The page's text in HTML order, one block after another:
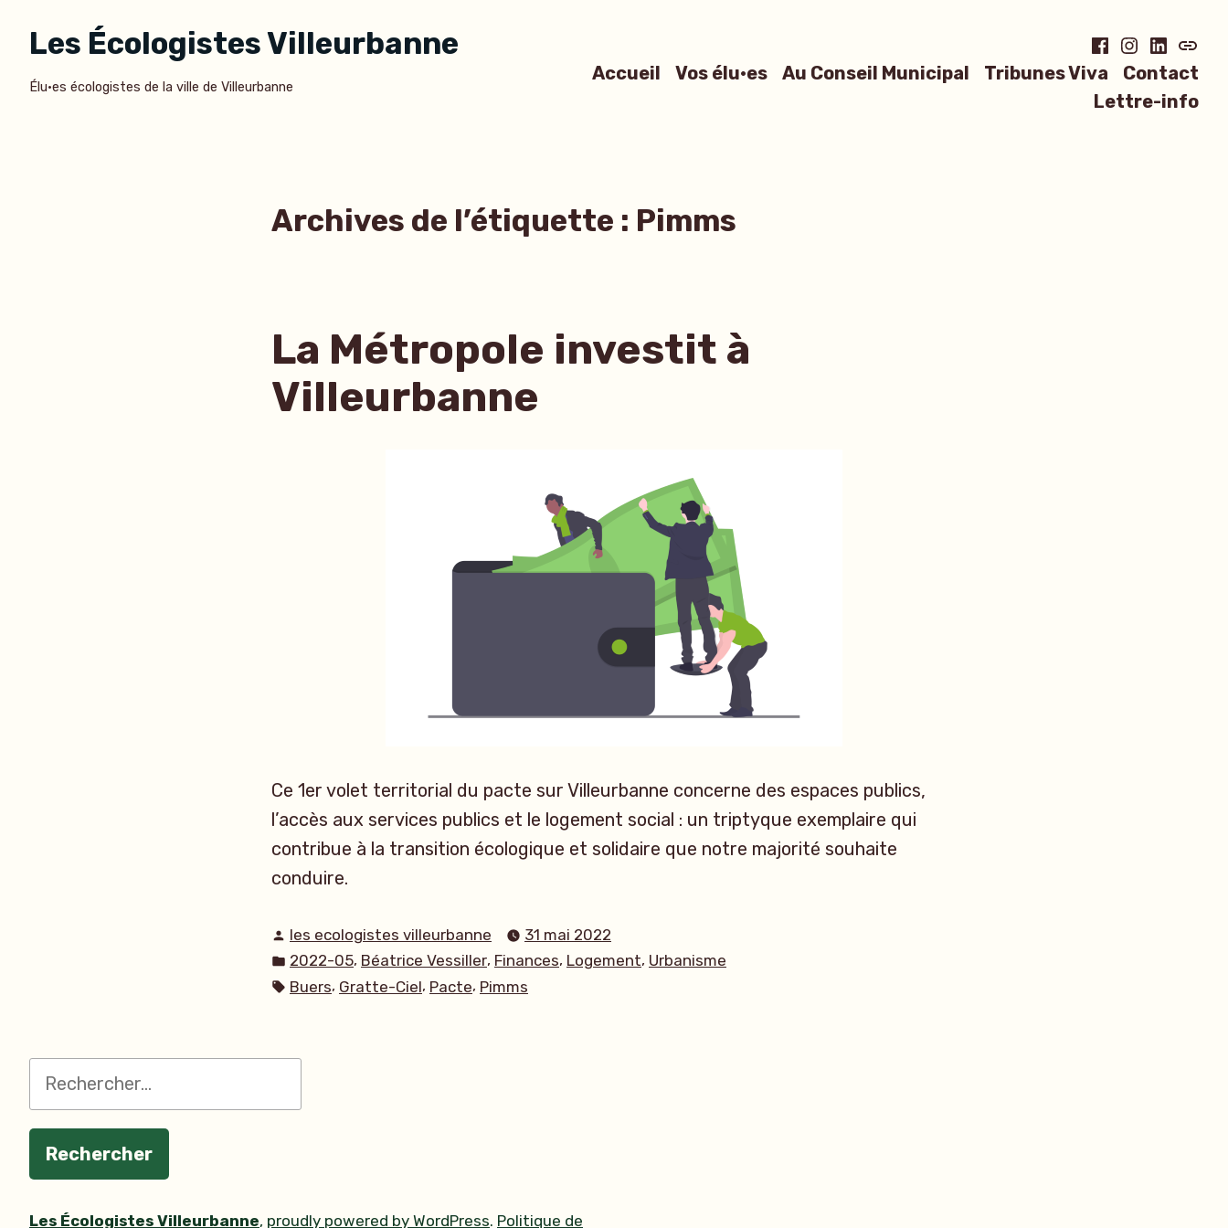
Les Écologistes Villeurbanne
Élu·es écologistes de la ville de Villeurbanne
Accueil Vos élu·es Au Conseil Municipal Tribunes Viva
Contact
Lettre-info
Facebook
Instagram
LinkedIn
Archives de l’étiquette : Pimms
La Métropole investit à
Villeurbanne
Ce 1er volet territorial du pacte sur Villeurbanne concerne des espaces publics,
l’accès aux services publics et le logement social : un triptyque exemplaire qui
contribue à la transition écologique et solidaire que notre majorité souhaite
conduire.
Publié
par
les ecologistes villeurbanne
31 mai 2022
Publié
dans
2022-05, Béatrice Vessiller, Finances, Logement, Urbanisme
Étiquettes :
Buers, Gratte-Ciel, Pacte, Pimms
Rechercher :
Les Écologistes Villeurbanne, proudly powered by WordPress. Politique de